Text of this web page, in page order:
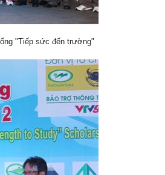
"Tiếp sức đến trường"